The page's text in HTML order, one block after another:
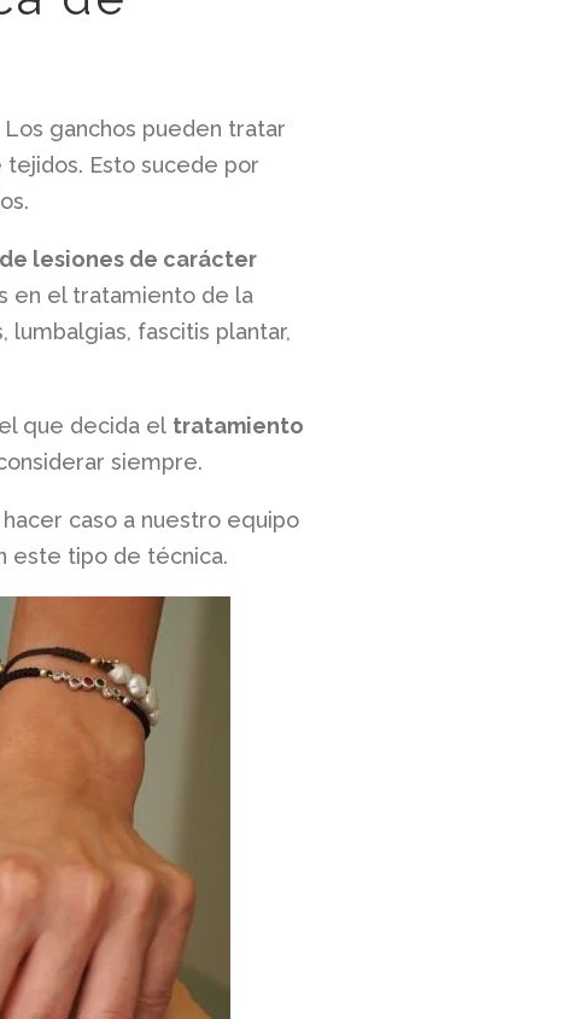
ganchos pueden tratar
Esto sucede por
lesiones de carácter
en el tratamiento de la
fascitis plantar,
que decida el tratamiento
siempre.
caso a nuestro equipo
este tipo de técnica.